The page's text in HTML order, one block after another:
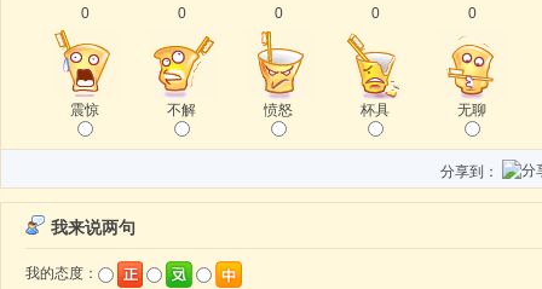
0
震惊
0
不解
0
愤怒
0
杯具
0
无聊
分享到：